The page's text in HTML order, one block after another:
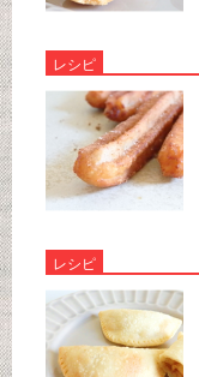
レシピ
レシピ